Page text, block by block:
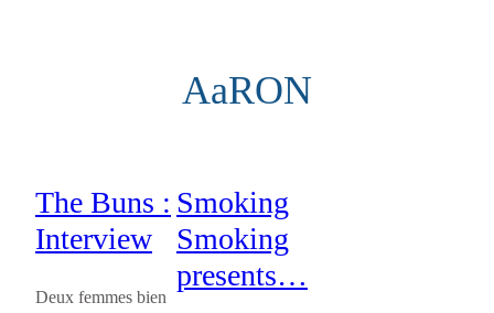
AaRON
The Buns :
Interview
Deux femmes bien
Smoking
Smoking
presents…